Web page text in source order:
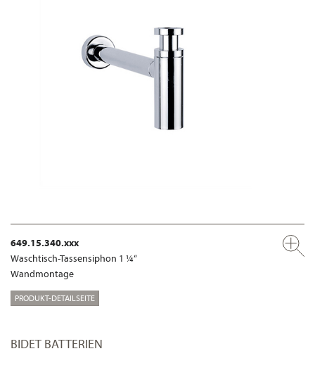
649.15.340.xxx
Waschtisch-Tassensiphon 1 ¼“
Wandmontage
PRODUKT-DETAILSEITE
BIDET BATTERIEN